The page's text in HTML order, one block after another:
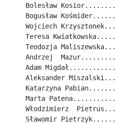
Bolesław
Bogusław
Wojciech
Teresa
Teodozja
Andrzej
Adam
Aleksander
Katarzyna
Marta
Włodzimierz
Sławomir